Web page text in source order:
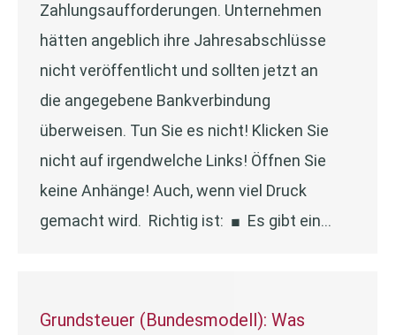
Zahlungsaufforderungen. Unternehmen
hätten angeblich ihre Jahresabschlüsse
nicht veröffentlicht und sollten jetzt an
die angegebene Bankverbindung
überweisen. Tun Sie es nicht! Klicken Sie
nicht auf irgendwelche Links! Öffnen Sie
keine Anhänge! Auch, wenn viel Druck
gemacht wird. Richtig ist: ■ Es gibt ein…
Grundsteuer (Bundesmodell): Was